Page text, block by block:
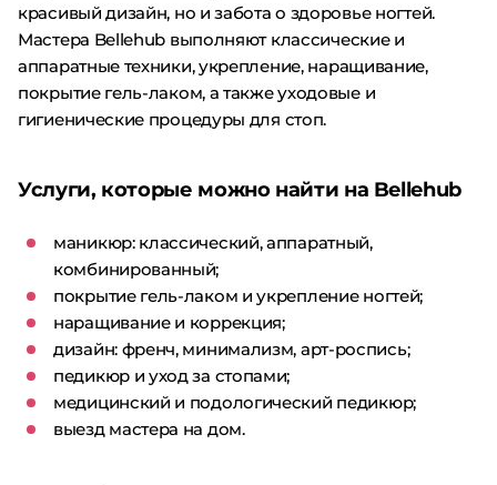
красивый дизайн, но и забота о здоровье ногтей.
Мастера Bellehub выполняют классические и
аппаратные техники, укрепление, наращивание,
покрытие гель-лаком, а также уходовые и
гигиенические процедуры для стоп.
Услуги, которые можно найти на Bellehub
маникюр: классический, аппаратный,
комбинированный;
покрытие гель-лаком и укрепление ногтей;
наращивание и коррекция;
дизайн: френч, минимализм, арт-роспись;
педикюр и уход за стопами;
медицинский и подологический педикюр;
выезд мастера на дом.